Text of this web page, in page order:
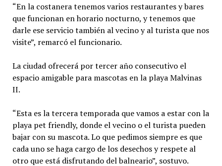
“En la costanera tenemos varios restaurantes y bares
que funcionan en horario nocturno, y tenemos que
darle ese servicio también al vecino y al turista que nos
visite”, remarcó el funcionario.
La ciudad ofrecerá por tercer año consecutivo el
espacio amigable para mascotas en la playa Malvinas
II.
“Esta es la tercera temporada que vamos a estar con la
playa pet friendly, donde el vecino o el turista pueden
bajar con su mascota. Lo que pedimos siempre es que
cada uno se haga cargo de los desechos y respete al
otro que está disfrutando del balneario”, sostuvo.